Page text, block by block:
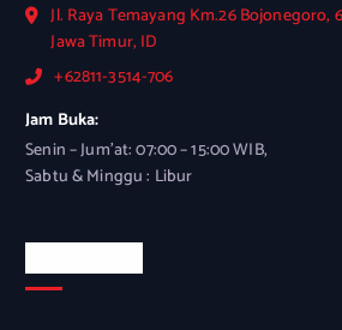
Jl. Raya Temayang Km.26 Bojonegoro,
Jawa Timur, ID
+62811-3514-706
Jam Buka:
Senin – Jum'at: 07:00 – 15:00 WIB,
Sabtu & Minggu : Libur